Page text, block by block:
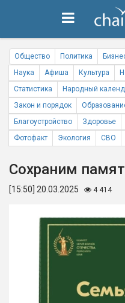
Общество Политика
Наука
Афиша Культура
Статистика
Народный
Закон и порядок
Благоустройство
Здоровье
Фотофакт
Экология СВО
Сохраним
[15:50] 20.03.2025 4 414